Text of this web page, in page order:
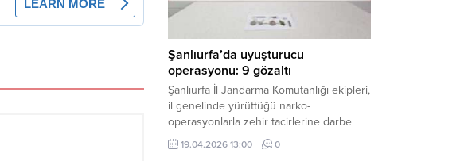
Şanlıurfa’da uyuşturucu
operasyonu: 9 gözaltı
Şanlıurfa İl Jandarma Komutanlığı ekipleri,
il genelinde yürüttüğü narko-
operasyonlarla zehir tacirlerine darbe
indirdi. Üç ilçede eş zamanlı
gerçekleştirilen faaliyetlerde çeşitli
19.04.2026 13:00 0